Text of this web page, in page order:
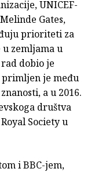
UNICEF-
Gates,
prioriteti za
zemljama u
dobio je
primljen je među
a u 2016.
društva
Society u
i BBC-jem,